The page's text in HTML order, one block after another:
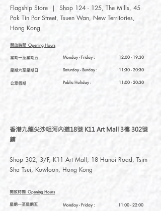
Flagship Store | Shop 124 - 125, The Mills, 45
Pak Tin Par Street, Tsuen Wan, New Territories,
Hong Kong
開放時間 Opening Hours
星期一至星期五
星期六至星期日
公眾假期
12:00 - 19:30
11:30 - 20:30
11:00 - 20:30
Monday - Friday :
Saturday- Sunday :
Public Holiday :
11:00 - 22:00
香港九龍尖沙咀河內道18號 K11 Art Mall 3樓 302號
鋪
Shop 302, 3/F, K11 Art Mall, 18 Hanoi Road, Tsim
Sha Tsui, Kowloon, Hong Kong
開放時間 Opening Hours
星期一至星期五 Monday - Friday :